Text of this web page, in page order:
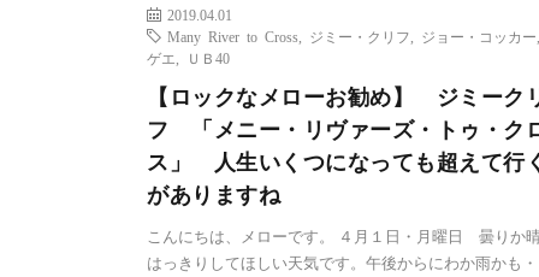
2019.04.01
Many River to Cross
ジミー・クリフ ジョー・コッカー
ゲエ
ＵＢ40
【ロックなメローお勧め】 ジミーク
フ 「メニー・リヴァーズ・トゥ・ク
ス」 人生いくつになっても超えて行
がありますね
こんにちは、メローです。 ４月１日・月曜日 曇りか
はっきりしてほしい天気です。午後からにわか雨かも・